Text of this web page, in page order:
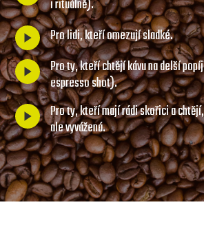
i rituálně).
Pro lidi, kteří omezují sladké.
Pro ty, kteří chtějí kávu na delší
espresso shot).
Pro ty, kteří mají rádi skořici a
ale vyvážená.